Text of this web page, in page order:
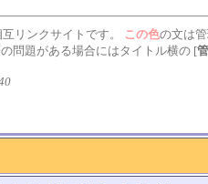
互リンクサイトです。 この色の文は
問題がある場合にはタイトル横の [